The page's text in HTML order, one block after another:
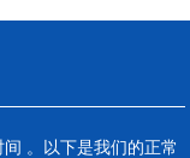
。以下是我们的正常